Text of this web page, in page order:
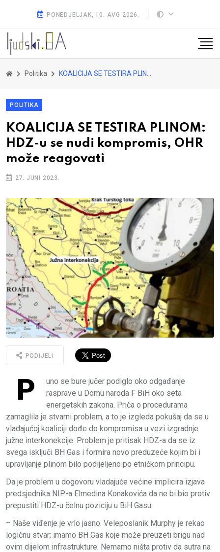
PONEDJELJAK, 10. AVG 2026.
Politika KOALICIJA SE TESTIRA PLINOM: HDZ-u se nudi kompromis, OHR može reagovati
POLITIKA
KOALICIJA SE TESTIRA PLINOM:
HDZ-u se nudi kompromis, OHR
može reagovati
27. JUNI 2023.
PODIJELI
P
uno se bure jučer podiglo oko odgađanje
rasprave u Domu naroda F BiH oko seta
energetskih zakona. Priča o procedurama
zamaglila je stvarni problem, a to je izgleda pokušaj da se u
vladajućoj koaliciji dođe do kompromisa u vezi izgradnje
južne interkonekcije. Problem je pritisak HDZ-a da se iz
svega isključi BH Gas i formira novo preduzeće kojim bi i
upravljanje plinom bilo podijeljeno po etničkom principu.
Da je problem u dogovoru vladajuće većine implicira izjava
predsjednika NIP-a Elmedina Konakovića da ne bi bio protiv
prepustiti HDZ-u čelnu poziciju u BiH Gasu.
– Naše viđenje je vrlo jasno. Veleposlanik Murphy je rekao
logičnu stvar; imamo BH Gas koje može preuzeti brigu nad
ovim dijelom infrastrukture. Nemamo ništa protiv da sutra na